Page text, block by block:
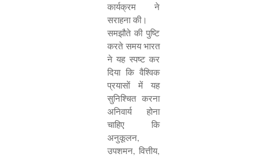
कार्यक्रम ने
सराहना की।
समझौते की पुष्टि
करते समय भारत
ने यह स्पष्ट कर
दिया कि वैश्विक
प्रयासों में यह
सुनिश्चित करना
अनिवार्य होना
चाहिए कि
अनुकूलन,
उपशमन, वित्तीय,